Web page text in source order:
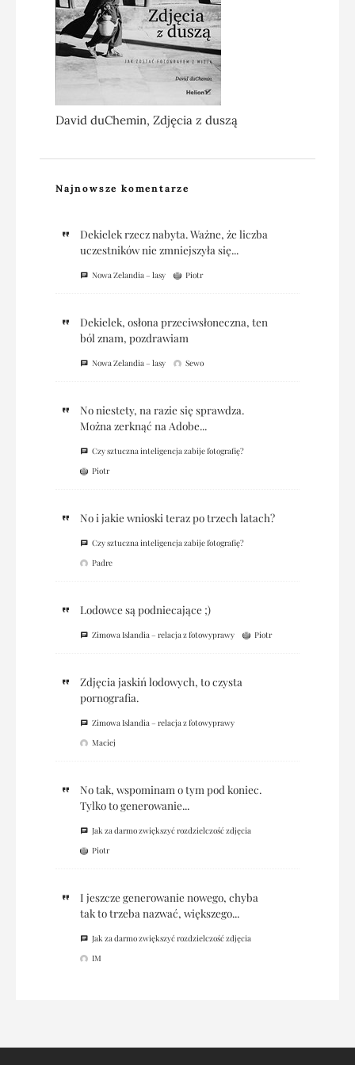
David duChemin, Zdjęcia z duszą
Najnowsze komentarze
Dekielek rzecz nabyta. Ważne, że liczba
uczestników nie zmniejszyła się...
Nowa Zelandia – lasy Piotr
Dekielek, osłona przeciwsłoneczna, ten
ból znam, pozdrawiam
Nowa Zelandia – lasy Sewo
No niestety, na razie się sprawdza.
Można zerknąć na Adobe...
Czy sztuczna inteligencja zabije fotografię?
Piotr
No i jakie wnioski teraz po trzech latach?
Czy sztuczna inteligencja zabije fotografię?
Padre
Lodowce są podniecające ;)
Zimowa Islandia – relacja z fotowyprawy Piotr
Zdjęcia jaskiń lodowych, to czysta
pornografia.
Zimowa Islandia – relacja z fotowyprawy
Maciej
No tak, wspominam o tym pod koniec.
Tylko to generowanie...
Jak za darmo zwiększyć rozdzielczość zdjęcia
Piotr
I jeszcze generowanie nowego, chyba
tak to trzeba nazwać, większego...
Jak za darmo zwiększyć rozdzielczość zdjęcia
IM